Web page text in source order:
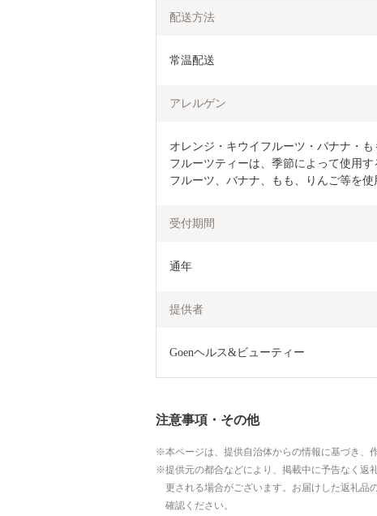
配送方法
常温配送
アレルゲン
オレンジ・キウイフルーツ・バナナ・も
フルーツティーは、季節によって使用
フルーツ、バナナ、もも、りんご等を使
受付期間
通年
提供者
Goenヘルス&ビューティー
注意事項・その他
本ページは、提供自治体からの情報に基づき、
提供元の都合などにより、掲載中に予告なく返
更される場合がございます。お届けした返礼品
確認ください。